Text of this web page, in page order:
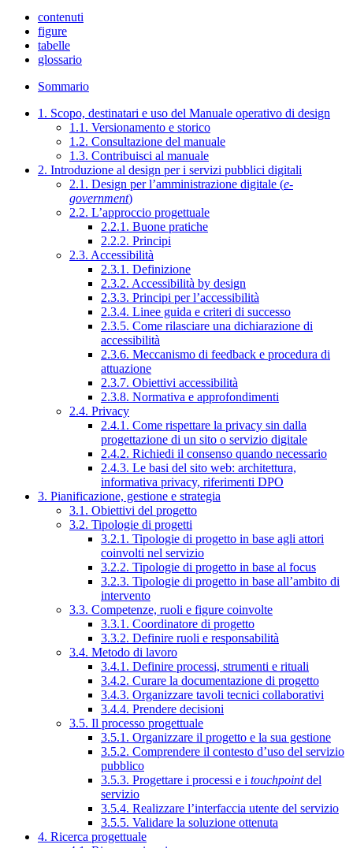
contenuti
figure
tabelle
glossario
Sommario
1. Scopo, destinatari e uso del Manuale operativo di design
1.1. Versionamento e storico
1.2. Consultazione del manuale
1.3. Contribuisci al manuale
2. Introduzione al design per i servizi pubblici digitali
2.1. Design per l’amministrazione digitale (e-
government)
2.2. L’approccio progettuale
2.2.1. Buone pratiche
2.2.2. Principi
2.3. Accessibilità
2.3.1. Definizione
2.3.2. Accessibilità by design
2.3.3. Principi per l’accessibilità
2.3.4. Linee guida e criteri di successo
2.3.5. Come rilasciare una dichiarazione di
accessibilità
2.3.6. Meccanismo di feedback e procedura di
attuazione
2.3.7. Obiettivi accessibilità
2.3.8. Normativa e approfondimenti
2.4. Privacy
2.4.1. Come rispettare la privacy sin dalla
progettazione di un sito o servizio digitale
2.4.2. Richiedi il consenso quando necessario
2.4.3. Le basi del sito web: architettura,
informativa privacy, riferimenti DPO
3. Pianificazione, gestione e strategia
3.1. Obiettivi del progetto
3.2. Tipologie di progetti
3.2.1. Tipologie di progetto in base agli attori
coinvolti nel servizio
3.2.2. Tipologie di progetto in base al focus
3.2.3. Tipologie di progetto in base all’ambito di
intervento
3.3. Competenze, ruoli e figure coinvolte
3.3.1. Coordinatore di progetto
3.3.2. Definire ruoli e responsabilità
3.4. Metodo di lavoro
3.4.1. Definire processi, strumenti e rituali
3.4.2. Curare la documentazione di progetto
3.4.3. Organizzare tavoli tecnici collaborativi
3.4.4. Prendere decisioni
3.5. Il processo progettuale
3.5.1. Organizzare il progetto e la sua gestione
3.5.2. Comprendere il contesto d’uso del servizio
pubblico
3.5.3. Progettare i processi e i touchpointdel
servizio
3.5.4. Realizzare l’interfaccia utente del servizio
3.5.5. Validare la soluzione ottenuta
4. Ricerca progettuale